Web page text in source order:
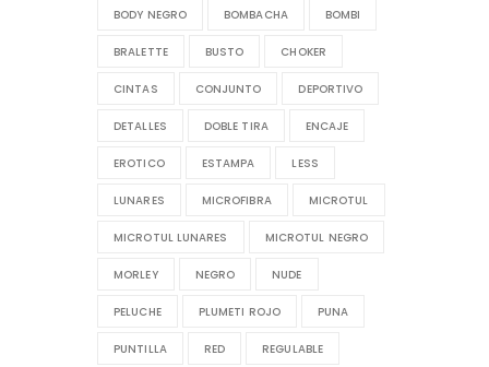
BODY NEGRO BOMBACHA BOMBI
BRALETTE BUSTO CHOKER
CINTAS CONJUNTO DEPORTIVO
DETALLES DOBLE TIRA ENCAJE
EROTICO ESTAMPA LESS
LUNARES MICROFIBRA MICROTUL
MICROTUL LUNARES MICROTUL NEGRO
MORLEY NEGRO NUDE
PELUCHE PLUMETI ROJO PUNA
PUNTILLA RED REGULABLE